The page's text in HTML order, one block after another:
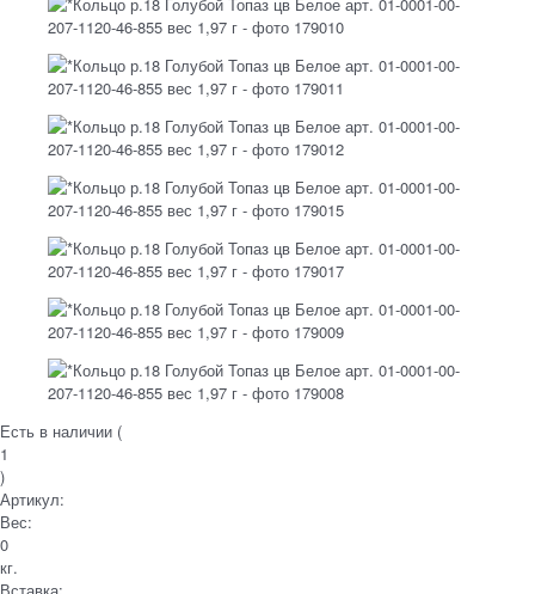
Есть в наличии (
1
)
Артикул:
Вес:
0
кг.
Вставка: